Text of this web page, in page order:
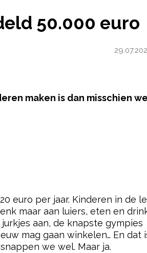
50.000 euro
maken is dan misschien
euro per jaar. Kinderen in de
maar aan luiers, eten en
aan, de knapste gympies
mag gaan winkelen… En dat
we wel. Maar ja.